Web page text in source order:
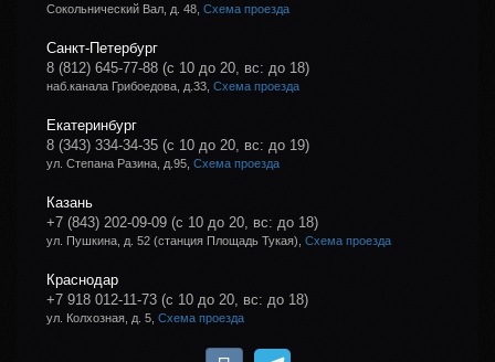
Сокольнический Вал, д. 48, Схема проезда
Санкт-Петербург
8 (812) 645-77-88 (с 10 до 20, вс: до 18)
наб.канала Грибоедова, д.33, Схема проезда
Екатеринбург
8 (343) 334-34-35 (с 10 до 20, вс: до 19)
ул. Степана Разина, д.95, Схема проезда
Казань
+7 (843) 202-09-09 (с 10 до 20, вс: до 18)
ул. Пушкина, д. 52 (станция Площадь Тукая), Схема проезда
Краснодар
+7 918 012-11-73 (с 10 до 20, вс: до 18)
ул. Колхозная, д. 5, Схема проезда